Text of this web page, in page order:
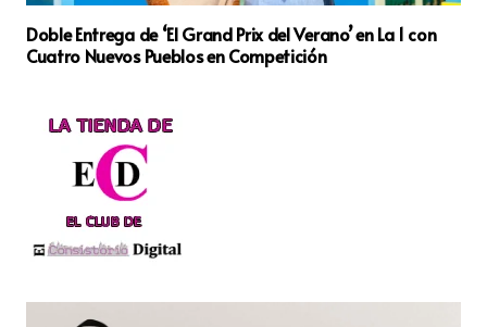
Doble Entrega de ‘El Grand Prix del Verano’ en La 1 con
Cuatro Nuevos Pueblos en Competición